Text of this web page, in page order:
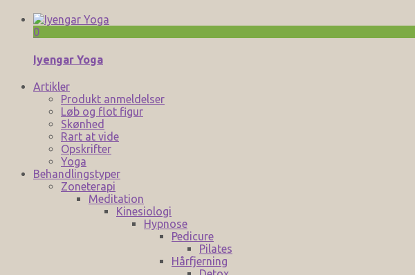
0
Iyengar Yoga
Artikler
Produkt anmeldelser
Løb og flot figur
Skønhed
Rart at vide
Opskrifter
Yoga
Behandlingstyper
Zoneterapi
Meditation
Kinesiologi
Hypnose
Pedicure
Pilates
Hårfjerning